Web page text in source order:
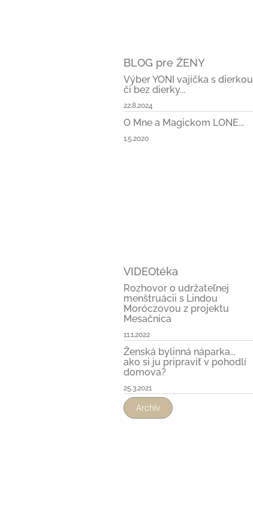
BLOG pre ŽENY
Výber YONI vajíčka s dierkou
či bez dierky...
22.8.2024
O Mne a Magickom LONE...
1.5.2020
VIDEOtéka
Rozhovor o udržateľnej
menštruácii s Lindou
Moróczovou z projektu
Mesačnica
11.1.2022
Ženská bylinná náparka...
ako si ju pripraviť v pohodlí
domova?
25.3.2021
Archív